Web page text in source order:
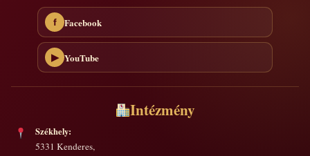
f Facebook
▶ YouTube
Intézmény
Székhely:
5331 Kenderes,